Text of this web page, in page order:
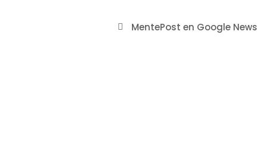
MentePost en Google News